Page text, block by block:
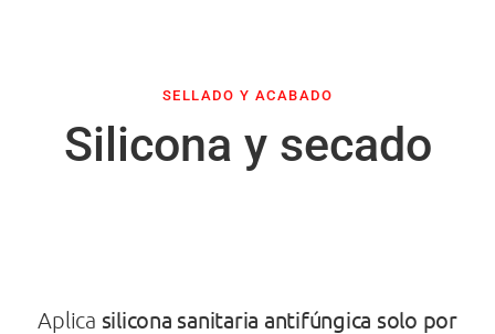
SELLADO Y ACABADO
Silicona y secado
Aplica silicona sanitaria antifúngica solo por